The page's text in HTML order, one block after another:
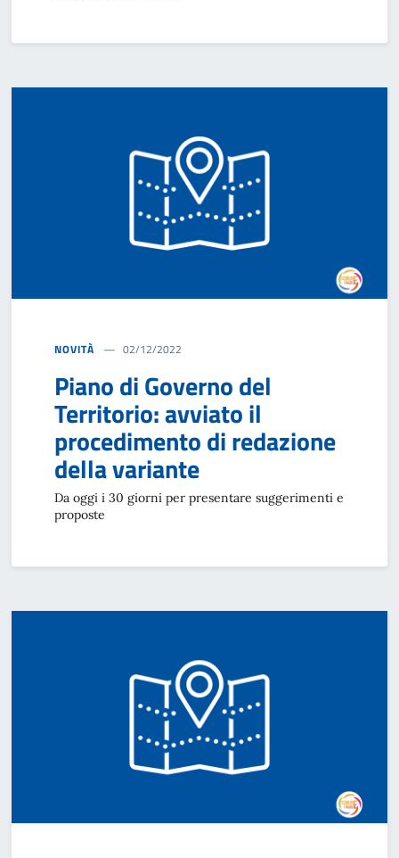
NOVITÀ 02/12/2022
Piano di Governo del
Territorio: avviato il
procedimento di redazione
della variante
Da oggi i 30 giorni per presentare suggerimenti e
proposte